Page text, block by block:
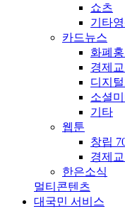
쇼츠
기타
카드뉴스
화폐홍
경제
디지털
소셜
기타
웹툰
창립
경제
한은소식
멀티콘텐츠
대국민 서비스